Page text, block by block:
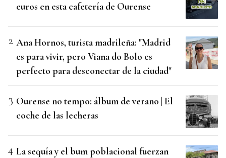
euros en esta cafetería de Ourense
Ana Hornos, turista madrileña: "Madrid
es para vivir, pero Viana do Bolo es
perfecto para desconectar de la ciudad"
Ourense no tempo: álbum de verano | El
coche de las lecheras
La sequía y el bum poblacional fuerzan